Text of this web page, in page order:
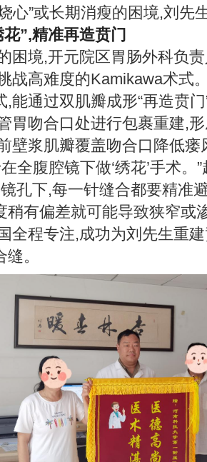
心”或长期消瘦的困境,刘先
”,精准再造贲门
困境,开元院区胃肠外科负
战高难度的Kamikawa术式
,能通过双肌瓣成形“再造贲
胃吻合口处进行包裹重建,
壁浆肌瓣覆盖吻合口降低瘘
全腹腔镜下做‘绣花’手术。
孔下,每一针缝合都要精准
稍有偏差就可能导致狭窄或
全程专注,成功为刘先生重
。